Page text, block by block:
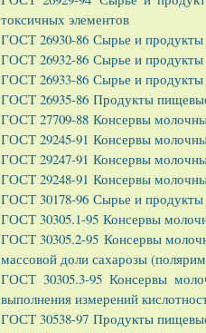
токсичных элементов
ГОСТ 26930-86 Сырье и
ГОСТ 26932-86 Сырье и
ГОСТ 26933-86 Сырье и
ГОСТ 26935-86 Продукты
ГОСТ 27709-88 Консервы
ГОСТ 29245-91 Консервы
ГОСТ 29247-91 Консервы
ГОСТ 29248-91 Консервы
ГОСТ 30178-96 Сырье и
ГОСТ 30305.1-95 Консервы
ГОСТ 30305.2-95 Консервы
массовой доли сахарозы
ГОСТ 30305.3-95 Консервы
выполнения измерений
ГОСТ 30538-97 Продукты